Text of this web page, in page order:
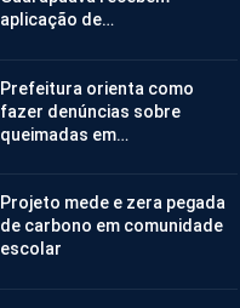
aplicação de…
Prefeitura orienta como
fazer denúncias sobre
queimadas em…
Projeto mede e zera pegada
de carbono em comunidade
escolar